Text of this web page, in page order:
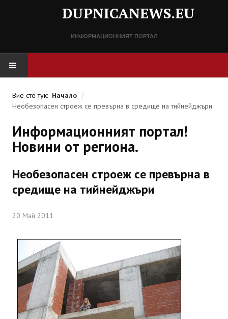
DUPNICANEWS.EU
ИНФОРМАЦИОННИЯТ ПОРТАЛ
СПРАВОЧНИК
Важни телефонни номера
ЗА РЕГИОНА
Бележити дупничани
История
Вие сте тук: Начало /
Необезопасен строеж се превърна в средище на тийнейджъри
Информационният портал!
Новини от региона.
Необезопасен строеж се превърна в
средище на тийнейджъри
20 Май 2011